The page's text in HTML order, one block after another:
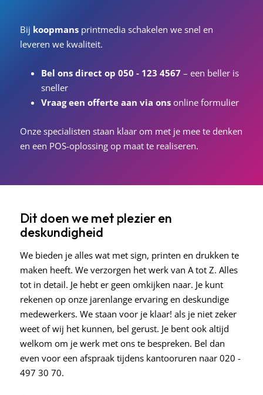
Bij koopmans printmedia schakelen we snel en
leveren we kwaliteit.
Bel ons direct op 050 - 123 4567 – een beller is
sneller
Vraag een offerte aan via ons online formulier
Onze specialisten staan klaar om met je mee te denken
en een POS-oplossing op maat te realiseren.
Dit doen we met plezier en
deskundigheid
We bieden je alles wat met sign, printen en drukken te
maken heeft. We verzorgen het werk van A tot Z. Alles
tot in detail. Je hebt er geen omkijken naar. Je kunt
rekenen op onze jarenlange ervaring en deskundige
medewerkers. We staan voor je klaar! als je niet zeker
weet of wij het kunnen, bel gerust. Je bent ook altijd
welkom om je werk met ons te bespreken. Bel dan
even voor een afspraak tijdens kantooruren naar 020 -
497 30 70.